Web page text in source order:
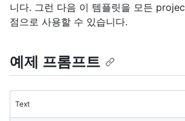
니다. 그런 다음 이 템플릿을 모든
점으로 사용할 수 있습니다.
예제 프롬프트
Text